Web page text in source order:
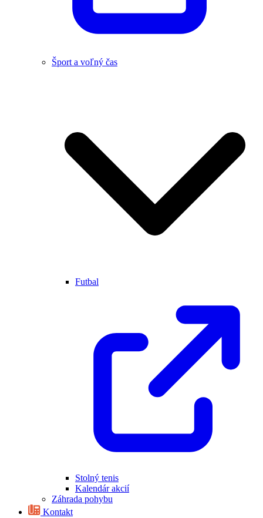
Šport a voľný čas
Futbal
Stolný tenis
Kalendár akcií
Záhrada pohybu
Kontakt